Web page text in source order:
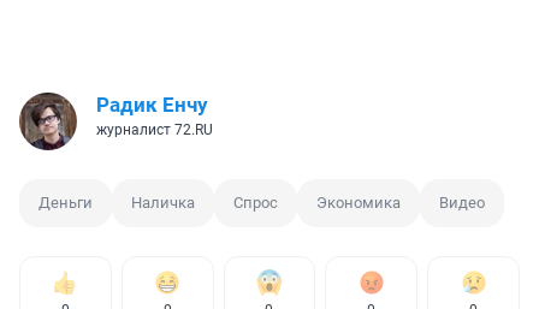
Радик Енчу
журналист 72.RU
Деньги Наличка Спрос Экономика Видео